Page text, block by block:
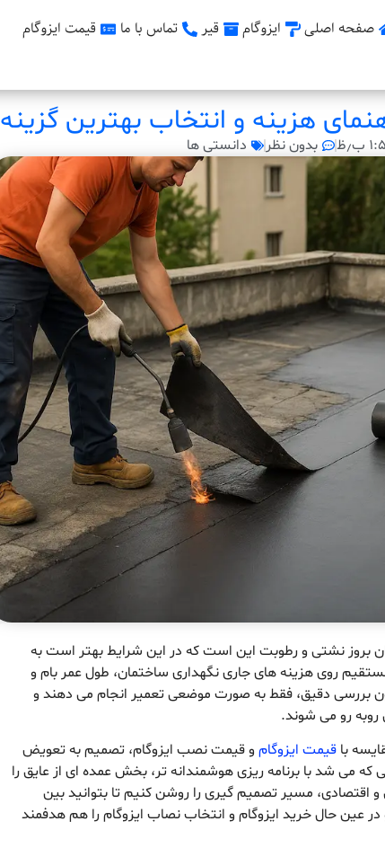
صفحه اصلی ایزوگام قیر تماس با ما قیمت ایزوگام
هزینه و انتخاب بهترین گزینه
ب٫ظ بدون نظر دانستی ها
بروز نشتی و رطوبت این است که در این شرایط بهتر است به
روی هزینه های جاری نگهداری ساختمان، طول عمر بام و
بررسی دقیق، فقط به صورت موضعی تعمیر انجام می دهند و
روبه رو می شوند.
با قیمت ایزوگام و قیمت نصب ایزوگام، تصمیم به تعویض
می شد با برنامه ریزی هوشمندانه تر، بخش عمده ای از عایق را
اقتصادی، مسیر تصمیم گیری را روشن کنیم تا بتوانید بین
عین حال خرید ایزوگام و انتخاب نصاب ایزوگام را هم هدفمند